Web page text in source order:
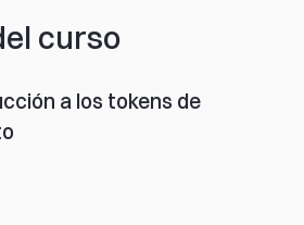
curso
a los tokens de